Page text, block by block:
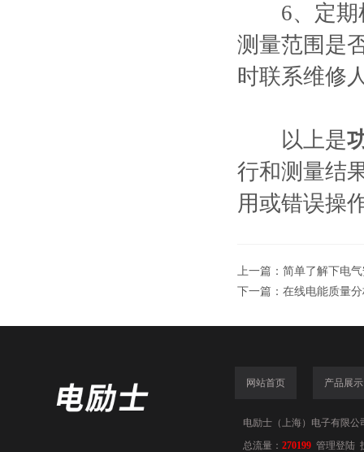
6、定期检
测量范围是
时联系维修
以上是
行和测量结
用或错误操
上一篇： 简单了解下电
下一篇： 在线电能质量
网站首页 产品展示
电励士（上海）电子有限公
总流量： 270199 管理登陆